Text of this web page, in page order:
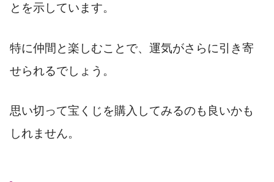
とを示しています。
特に仲間と楽しむことで、運気がさらに引き寄
せられるでしょう。
思い切って宝くじを購入してみるのも良いかも
しれません。